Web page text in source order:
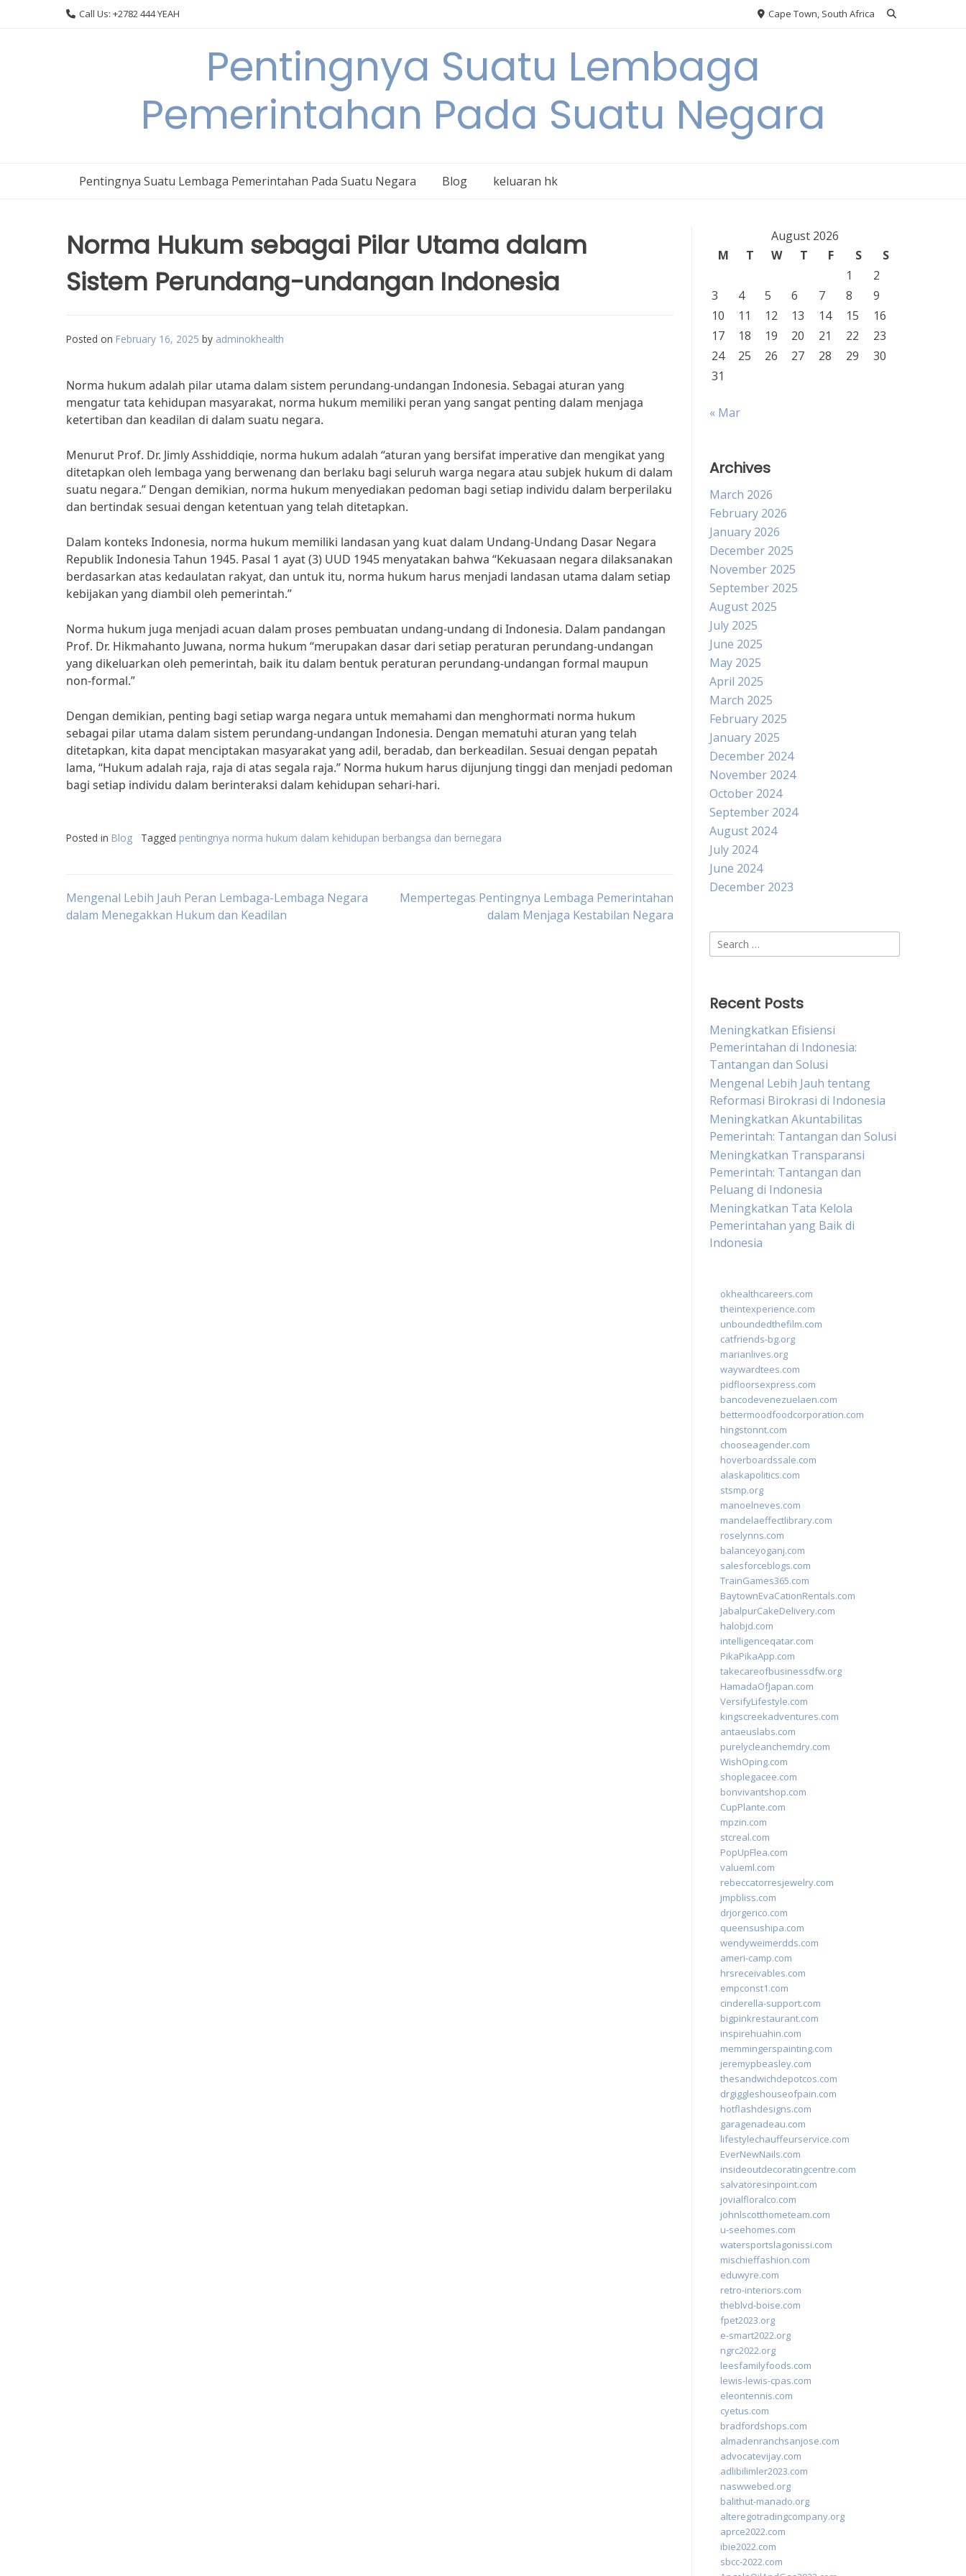
Call Us: +2782 444 YEAH Cape Town, South Africa
Pentingnya Suatu Lembaga
Pemerintahan Pada Suatu Negara
Pentingnya Suatu Lembaga Pemerintahan Pada Suatu Negara Blog keluaran hk
Norma Hukum sebagai Pilar Utama dalam
Sistem Perundang-undangan Indonesia
Posted on February 16, 2025 by adminokhealth
Norma hukum adalah pilar utama dalam sistem perundang-undangan Indonesia. Sebagai aturan yang
mengatur tata kehidupan masyarakat, norma hukum memiliki peran yang sangat penting dalam menjaga
ketertiban dan keadilan di dalam suatu negara.
Menurut Prof. Dr. Jimly Asshiddiqie, norma hukum adalah “aturan yang bersifat imperative dan mengikat yang
ditetapkan oleh lembaga yang berwenang dan berlaku bagi seluruh warga negara atau subjek hukum di dalam
suatu negara.” Dengan demikian, norma hukum menyediakan pedoman bagi setiap individu dalam berperilaku
dan bertindak sesuai dengan ketentuan yang telah ditetapkan.
Dalam konteks Indonesia, norma hukum memiliki landasan yang kuat dalam Undang-Undang Dasar Negara
Republik Indonesia Tahun 1945. Pasal 1 ayat (3) UUD 1945 menyatakan bahwa “Kekuasaan negara dilaksanakan
berdasarkan atas kedaulatan rakyat, dan untuk itu, norma hukum harus menjadi landasan utama dalam setiap
kebijakan yang diambil oleh pemerintah.”
Norma hukum juga menjadi acuan dalam proses pembuatan undang-undang di Indonesia. Dalam pandangan
Prof. Dr. Hikmahanto Juwana, norma hukum “merupakan dasar dari setiap peraturan perundang-undangan
yang dikeluarkan oleh pemerintah, baik itu dalam bentuk peraturan perundang-undangan formal maupun
non-formal.”
Dengan demikian, penting bagi setiap warga negara untuk memahami dan menghormati norma hukum
sebagai pilar utama dalam sistem perundang-undangan Indonesia. Dengan mematuhi aturan yang telah
ditetapkan, kita dapat menciptakan masyarakat yang adil, beradab, dan berkeadilan. Sesuai dengan pepatah
lama, “Hukum adalah raja, raja di atas segala raja.” Norma hukum harus dijunjung tinggi dan menjadi pedoman
bagi setiap individu dalam berinteraksi dalam kehidupan sehari-hari.
Posted in Blog Tagged pentingnya norma hukum dalam kehidupan berbangsa dan bernegara
Post
Mengenal Lebih Jauh Peran Lembaga-Lembaga Negara
dalam Menegakkan Hukum dan Keadilan
Mempertegas Pentingnya Lembaga Pemerintahan
dalam Menjaga Kestabilan Negara
August 2026
M
T W T F S
S
1
2
3
4 5 6 7 8
9
10
11 12 13 14 15
16
17
18 19 20 21 22
23
24
25 26 27 28 29
30
31
« Mar
Archives
March 2026
February 2026
January 2026
December 2025
November 2025
September 2025
August 2025
July 2025
June 2025
May 2025
April 2025
March 2025
February 2025
January 2025
December 2024
November 2024
October 2024
September 2024
August 2024
July 2024
June 2024
December 2023
Search
for:
Recent Posts
Meningkatkan Efisiensi
Pemerintahan di Indonesia:
Tantangan dan Solusi
Mengenal Lebih Jauh tentang
Reformasi Birokrasi di Indonesia
Meningkatkan Akuntabilitas
Pemerintah: Tantangan dan Solusi
Meningkatkan Transparansi
Pemerintah: Tantangan dan
Peluang di Indonesia
Meningkatkan Tata Kelola
Pemerintahan yang Baik di
Indonesia
okhealthcareers.com
theintexperience.com
unboundedthefilm.com
catfriends-bg.org
marianlives.org
waywardtees.com
pidfloorsexpress.com
bancodevenezuelaen.com
bettermoodfoodcorporation.com
hingstonnt.com
chooseagender.com
hoverboardssale.com
alaskapolitics.com
stsmp.org
manoelneves.com
mandelaeffectlibrary.com
roselynns.com
balanceyoganj.com
salesforceblogs.com
TrainGames365.com
BaytownEvaCationRentals.com
JabalpurCakeDelivery.com
halobjd.com
intelligenceqatar.com
PikaPikaApp.com
takecareofbusinessdfw.org
HamadaOfJapan.com
VersifyLifestyle.com
kingscreekadventures.com
antaeuslabs.com
purelycleanchemdry.com
WishOping.com
shoplegacee.com
bonvivantshop.com
CupPlante.com
mpzin.com
stcreal.com
PopUpFlea.com
valueml.com
rebeccatorresjewelry.com
jmpbliss.com
drjorgerico.com
queensushipa.com
wendyweimerdds.com
ameri-camp.com
hrsreceivables.com
empconst1.com
cinderella-support.com
bigpinkrestaurant.com
inspirehuahin.com
memmingerspainting.com
jeremypbeasley.com
thesandwichdepotcos.com
drgiggleshouseofpain.com
hotflashdesigns.com
garagenadeau.com
lifestylechauffeurservice.com
EverNewNails.com
insideoutdecoratingcentre.com
salvatoresinpoint.com
jovialfloralco.com
johnlscotthometeam.com
u-seehomes.com
watersportslagonissi.com
mischieffashion.com
eduwyre.com
retro-interiors.com
theblvd-boise.com
fpet2023.org
e-smart2022.org
ngrc2022.org
leesfamilyfoods.com
lewis-lewis-cpas.com
eleontennis.com
cyetus.com
bradfordshops.com
almadenranchsanjose.com
advocatevijay.com
adlibilimler2023.com
naswwebed.org
balithut-manado.org
alteregotradingcompany.org
aprce2022.com
ibie2022.com
sbcc-2022.com